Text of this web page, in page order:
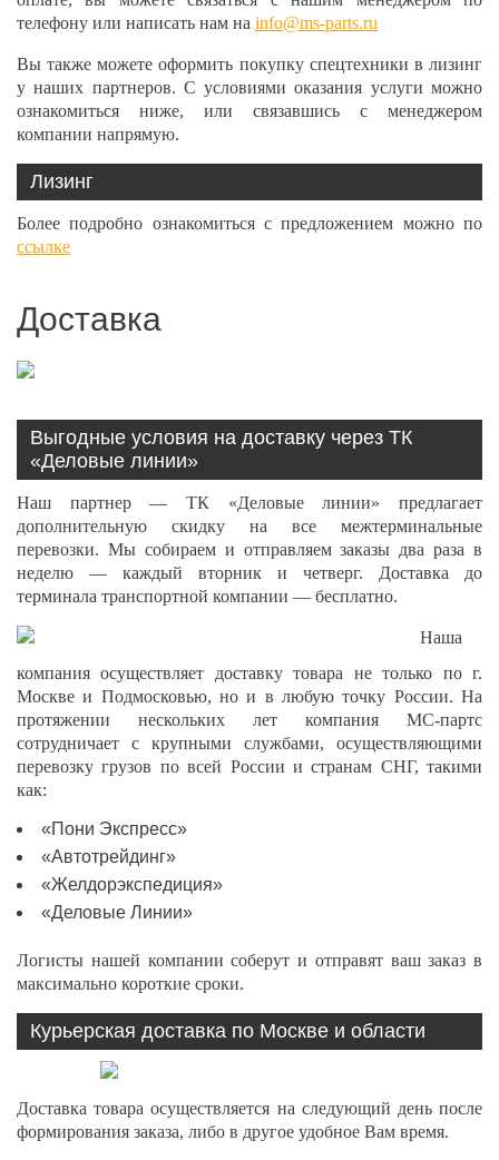
телефону или написать нам на info@ms-parts.ru
Вы также можете оформить покупку спецтехники в лизинг
у наших партнеров. С условиями оказания услуги можно
ознакомиться ниже, или связавшись с менеджером
компании напрямую.
Лизинг
Более подробно ознакомиться с предложением можно по
ссылке
Доставка
Выгодные условия на доставку через ТК
«Деловые линии»
Наш партнер — ТК «Деловые линии» предлагает
дополнительную скидку на все межтерминальные
перевозки. Мы собираем и отправляем заказы два раза в
неделю — каждый вторник и четверг. Доставка до
терминала транспортной компании — бесплатно.
Наша
компания осуществляет доставку товара не только по г.
Москве и Подмосковью, но и в любую точку России. На
протяжении нескольких лет компания МС-партс
сотрудничает с крупными службами, осуществляющими
перевозку грузов по всей России и странам СНГ, такими
как:
«Пони Экспресс»
«Автотрейдинг»
«Желдорэкспедиция»
«Деловые Линии»
Логисты нашей компании соберут и отправят ваш заказ в
максимально короткие сроки.
Курьерская доставка по Москве и области
Доставка товара осуществляется на следующий день после
формирования заказа, либо в другое удобное Вам время.